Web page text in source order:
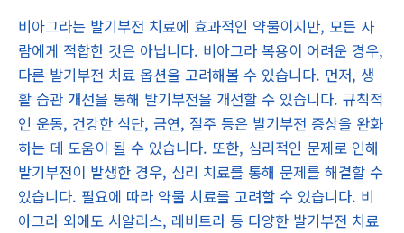
비아그라는 발기부전 치료에 효과적인 약물이지만, 모든 사
람에게 적합한 것은 아닙니다. 비아그라 복용이 어려운 경우,
다른 발기부전 치료 옵션을 고려해볼 수 있습니다. 먼저, 생
활 습관 개선을 통해 발기부전을 개선할 수 있습니다. 규칙적
인 운동, 건강한 식단, 금연, 절주 등은 발기부전 증상을 완화
하는 데 도움이 될 수 있습니다. 또한, 심리적인 문제로 인해
발기부전이 발생한 경우, 심리 치료를 통해 문제를 해결할 수
있습니다. 필요에 따라 약물 치료를 고려할 수 있습니다. 비
아그라 외에도 시알리스, 레비트라 등 다양한 발기부전 치료